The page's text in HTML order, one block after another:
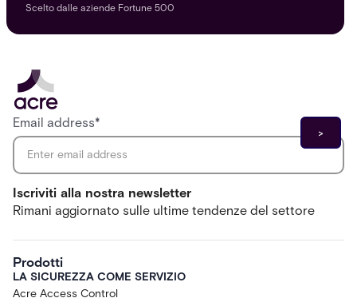
Scelto dalle aziende Fortune 500
Iscriviti alla nostra newsletter
Rimani aggiornato sulle ultime tendenze del settore
Email address*
Prodotti
LA SICUREZZA COME SERVIZIO
Acre Access Control